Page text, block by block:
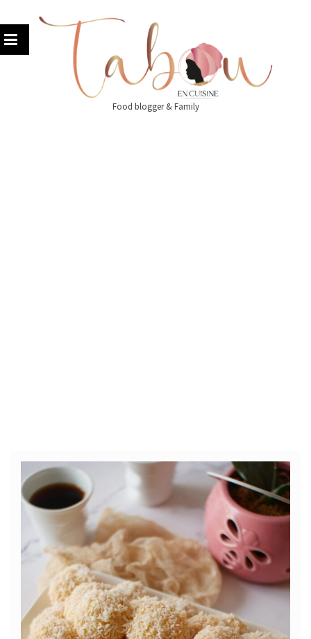
to
content
Food blogger & Family